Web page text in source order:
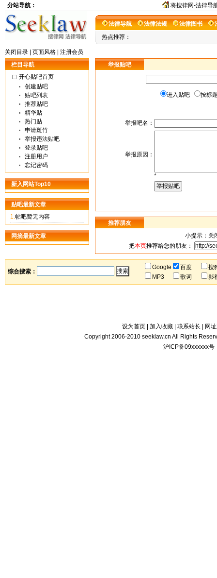
分站导航： 将搜律网-法律导
法律导航 法律法规 法律图书
在线翻译
热点推荐：
关闭目录 页面风格
注册会员
举报贴吧
进入贴吧 按标
举报吧名：
举报原因：
*
推荐朋友
小提示：关
把本页推荐给您的朋友：
栏目导航
开心贴吧首页
创建贴吧
贴吧列表
推荐贴吧
精华贴
热门贴
申请斑竹
举报违法贴吧
登录贴吧
注册用户
忘记密码
新入网站Top10
贴吧最新文章
1.帖吧暂无内容
网摘最新文章
综合搜索：
Google 百度
搜
MP3
歌词 影
设为首页 加入收藏 联系站长
网
Copyright 2006-2010 seeklaw.cn All Rights
沪ICP备09xxxxxx号